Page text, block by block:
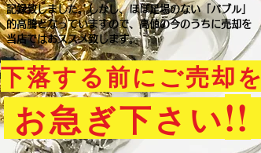
記録致しました。​しかし、ほぼ足場のない「バブル」
的高騰となっていますので、高値の今のうちに売却を
当店ではおススメ致します。
下落する前にご売却を
お急ぎ下さい!!